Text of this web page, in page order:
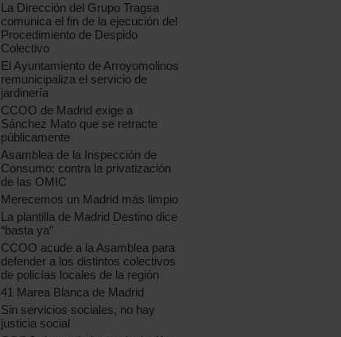
La Dirección del Grupo Tragsa
comunica el fin de la ejecución del
Procedimiento de Despido
Colectivo
El Ayuntamiento de Arroyomolinos
remunicipaliza el servicio de
jardinería
CCOO de Madrid exige a
Sánchez Mato que se retracte
públicamente
Asamblea de la Inspección de
Consumo: contra la privatización
de las OMIC
Merecemos un Madrid más limpio
La plantilla de Madrid Destino dice
“basta ya”
CCOO acude a la Asamblea para
defender a los distintos colectivos
de policías locales de la región
41 Marea Blanca de Madrid
Sin servicios sociales, no hay
justicia social